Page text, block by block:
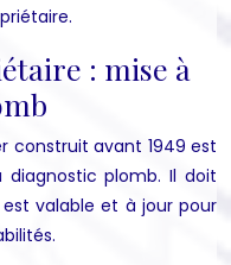
: mise à
construit avant 1949 est
plomb. Il doit
valable et à jour pour